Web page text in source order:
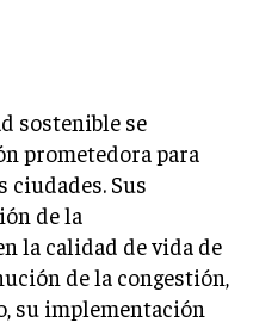
sostenible se
prometedora para
ciudades. Sus
de la
la calidad de vida de
de la congestión,
su implementación